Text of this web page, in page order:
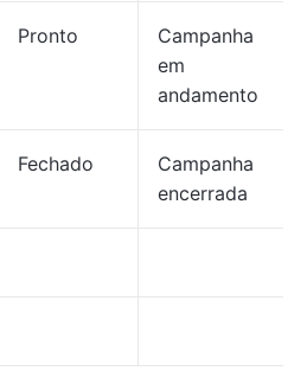
Pronto
Campanha
em
andamento
Fechado
Campanha
encerrada